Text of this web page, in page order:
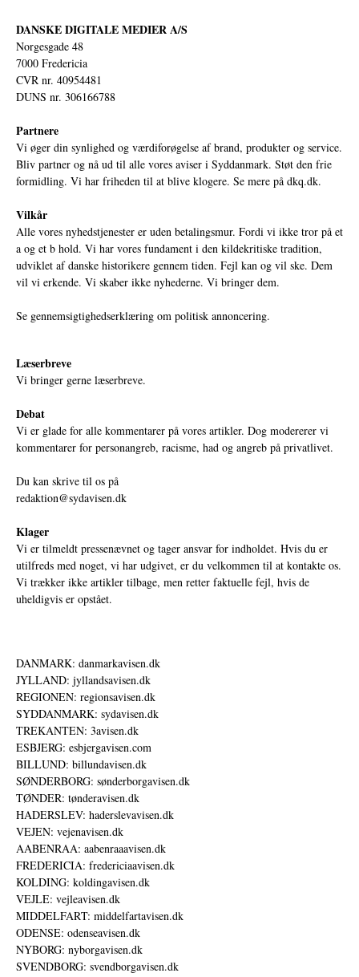
DANSKE DIGITALE MEDIER A/S
Norgesgade 48
7000 Fredericia
CVR nr. 40954481
DUNS nr. 306166788
Partnere
Vi øger din synlighed og værdiforøgelse af brand, produkter og service.
Bliv partner og nå ud til alle vores aviser i Syddanmark. Støt den frie
formidling. Vi har friheden til at blive klogere. Se mere på dkq.dk.
Vilkår
Alle vores nyhedstjenester er uden betalingsmur. Fordi vi ikke tror på et
a og et b hold. Vi har vores fundament i den kildekritiske tradition,
udviklet af danske historikere gennem tiden. Fejl kan og vil ske. Dem
vil vi erkende. Vi skaber ikke nyhederne. Vi bringer dem.
Se gennemsigtighedserklæring om politisk annoncering.
Læserbreve
Vi bringer gerne læserbreve.
Debat
Vi er glade for alle kommentarer på vores artikler. Dog modererer vi
kommentarer for personangreb, racisme, had og angreb på privatlivet.
Du kan skrive til os på
redaktion@sydavisen.dk
Klager
Vi er tilmeldt pressenævnet og tager ansvar for indholdet. Hvis du er
utilfreds med noget, vi har udgivet, er du velkommen til at kontakte os.
Vi trækker ikke artikler tilbage, men retter faktuelle fejl, hvis de
uheldigvis er opstået.
DANMARK: danmarkavisen.dk
JYLLAND: jyllandsavisen.dk
REGIONEN: regionsavisen.dk
SYDDANMARK: sydavisen.dk
TREKANTEN: 3avisen.dk
ESBJERG: esbjergavisen.com
BILLUND: billundavisen.dk
SØNDERBORG: sønderborgavisen.dk
TØNDER: tønderavisen.dk
HADERSLEV: haderslevavisen.dk
VEJEN: vejenavisen.dk
AABENRAA: aabenraaavisen.dk
FREDERICIA: fredericiaavisen.dk
KOLDING: koldingavisen.dk
VEJLE: vejleavisen.dk
MIDDELFART: middelfartavisen.dk
ODENSE: odenseavisen.dk
NYBORG: nyborgavisen.dk
SVENDBORG: svendborgavisen.dk